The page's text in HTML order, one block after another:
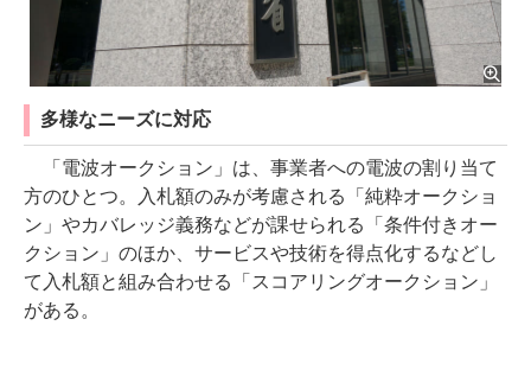
多様なニーズに対応
「電波オークション」は、事業者への電波の割り当て
方のひとつ。入札額のみが考慮される「純粋オークショ
ン」やカバレッジ義務などが課せられる「条件付きオー
クション」のほか、サービスや技術を得点化するなどし
て入札額と組み合わせる「スコアリングオークション」
がある。